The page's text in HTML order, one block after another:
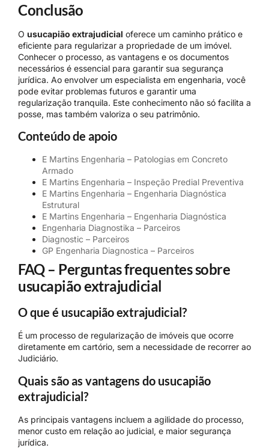
Conclusão
O usucapião extrajudicial oferece um caminho prático e
eficiente para regularizar a propriedade de um imóvel.
Conhecer o processo, as vantagens e os documentos
necessários é essencial para garantir sua segurança
jurídica. Ao envolver um especialista em engenharia, você
pode evitar problemas futuros e garantir uma
regularização tranquila. Este conhecimento não só facilita a
posse, mas também valoriza o seu patrimônio.
Conteúdo de apoio
E Martins Engenharia – Patologias em Concreto
Armado
E Martins Engenharia – Inspeção Predial Preventiva
E Martins Engenharia – Engenharia Diagnóstica
Estrutural
E Martins Engenharia – Engenharia Diagnóstica
Engenharia Diagnostika – Parceiros
Diagnostic – Parceiros
GP Engenharia Diagnostica – Parceiros
FAQ – Perguntas frequentes sobre
usucapião extrajudicial
O que é usucapião extrajudicial?
É um processo de regularização de imóveis que ocorre
diretamente em cartório, sem a necessidade de recorrer ao
Judiciário.
Quais são as vantagens do usucapião
extrajudicial?
As principais vantagens incluem a agilidade do processo,
menor custo em relação ao judicial, e maior segurança
jurídica.